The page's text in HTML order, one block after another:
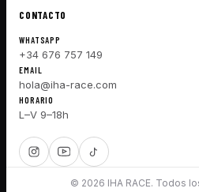
CONTACTO
WHATSAPP
+34 676 757 149
EMAIL
hola@iha-race.com
HORARIO
L–V 9–18h
© 2026 IHA RACE. Todos